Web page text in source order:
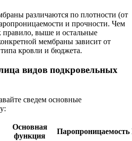
различаются по плотности (от
и прочности. Чем
правило, выше и остальные
мембраны зависит от
кровли и бюджета.
видов подкровельных
сведем основные
Основная
функция
Паропроницаемость